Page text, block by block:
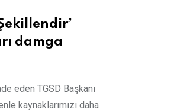
damga
eden TGSD Başkanı
kaynaklarımızı daha